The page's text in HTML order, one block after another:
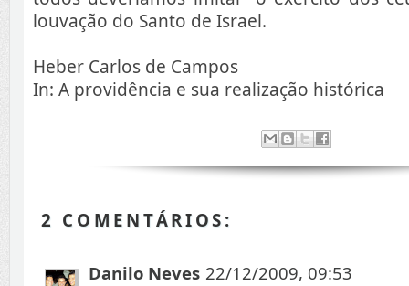
louvação do Santo de Israel.
Heber Carlos de Campos
In: A providência e sua realização histórica
2 COMENTÁRIOS:
Danilo Neves 22/12/2009, 09:53